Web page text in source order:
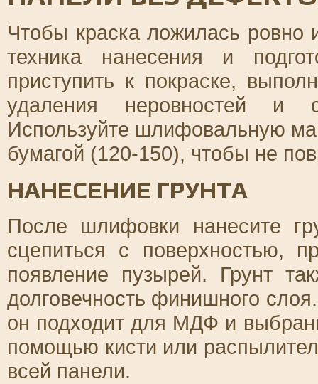
Чтобы краска ложилась ровно
техника нанесения и
приступить к покраске,
удаления неровностей и
Используйте шлифовальную
бумагой (120-150), чтобы не
НАНЕСЕНИЕ ГРУНТА
После шлифовки нанесите
сцепиться с поверхностью,
появление пузырей. Грунт
долговечность финишного
он подходит для МДФ и
помощью кисти или
всей панели.